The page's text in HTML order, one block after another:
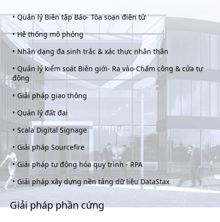
•Quản lý Biên tập Báo- Tòa soạn điện tử
•Hê thống mô phỏng
•Nhận dạng đa sinh trắc & xác thực nhân thân
• Quản lý kiểm soát Biên giới- Ra vào-Chấm công & cửa tự
động
• Giải pháp giao thông
•Quản lý đất đai
•Scala Digital Signage
• Giải pháp Sourcefire
•Giải pháp tự động hóa quy trình - RPA
•Giải pháp xây dựng nền tảng dữ liệu DataStax
Giải pháp phần cứng